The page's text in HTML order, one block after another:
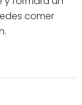
comer